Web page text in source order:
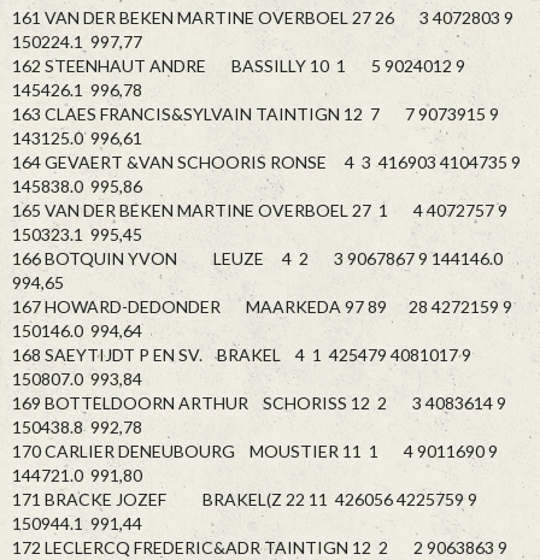
161 VAN DER BEKEN MARTINE OVERBOEL 27 26 3 4072803 9
150224.1 997,77
162 STEENHAUT ANDRE BASSILLY 10 1 5 9024012 9
145426.1 996,78
163 CLAES FRANCIS&SYLVAIN TAINTIGN 12 7 7 9073915 9
143125.0 996,61
164 GEVAERT &VAN SCHOORIS RONSE 4 3 416903 4104735 9
145838.0 995,86
165 VAN DER BEKEN MARTINE OVERBOEL 27 1 4 4072757 9
150323.1 995,45
166 BOTQUIN YVON LEUZE 4 2 3 9067867 9 144146.0
994,65
167 HOWARD-DEDONDER MAARKEDA 97 89 28 4272159 9
150146.0 994,64
168 SAEYTIJDT P EN SV. BRAKEL 4 1 425479 4081017 9
150807.0 993,84
169 BOTTELDOORN ARTHUR SCHORISS 12 2 3 4083614 9
150438.8 992,78
170 CARLIER DENEUBOURG MOUSTIER 11 1 4 9011690 9
144721.0 991,80
171 BRACKE JOZEF BRAKEL(Z 22 11 426056 4225759 9
150944.1 991,44
172 LECLERCQ FREDERIC&ADR TAINTIGN 12 2 2 9063863 9